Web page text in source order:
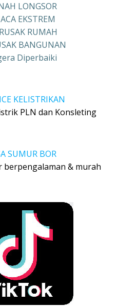
LONGSOR
EKSTREM
RUMAH
BANGUNAN
Diperbaiki
KELISTRIKAN
PLN dan Konsleting
SUMUR BOR
berpengalaman & murah